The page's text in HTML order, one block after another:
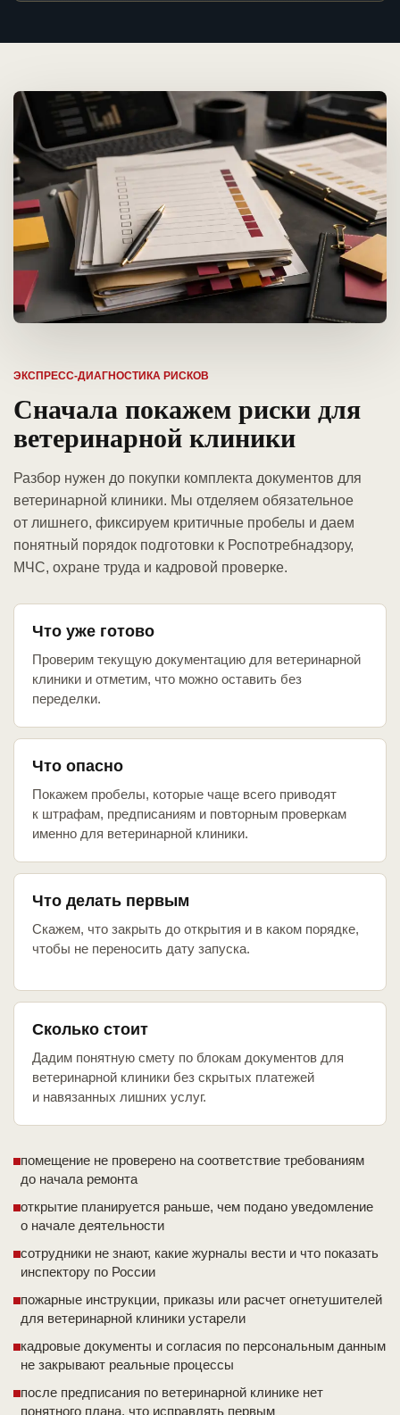
ЭКСПРЕСС-ДИАГНОСТИКА РИСКОВ
Сначала покажем риски для
ветеринарной клиники
Разбор нужен до покупки комплекта документов для
ветеринарной клиники. Мы отделяем обязательное
от лишнего, фиксируем критичные пробелы и даем
понятный порядок подготовки к Роспотребнадзору,
МЧС, охране труда и кадровой проверке.
Что уже готово
Проверим текущую документацию для ветеринарной
клиники и отметим, что можно оставить без
переделки.
Что опасно
Покажем пробелы, которые чаще всего приводят
к штрафам, предписаниям и повторным проверкам
именно для ветеринарной клиники.
Что делать первым
Скажем, что закрыть до открытия и в каком порядке,
чтобы не переносить дату запуска.
Сколько стоит
Дадим понятную смету по блокам документов для
ветеринарной клиники без скрытых платежей
и навязанных лишних услуг.
помещение не проверено на соответствие требованиям
до начала ремонта
открытие планируется раньше, чем подано уведомление
о начале деятельности
сотрудники не знают, какие журналы вести и что показать
инспектору по России
пожарные инструкции, приказы или расчет огнетушителей
для ветеринарной клиники устарели
кадровые документы и согласия по персональным данным
не закрывают реальные процессы
после предписания по ветеринарной клинике нет
понятного плана, что исправлять первым